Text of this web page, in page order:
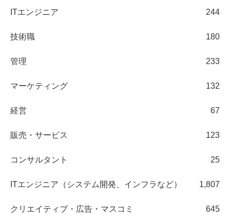
ITエンジニア 244
技術職 180
管理 233
マーケティング 132
経営 67
販売・サービス 123
コンサルタント 25
ITエンジニア（システム開発、インフラなど） 1,807
クリエイティブ・広告・マスコミ 645